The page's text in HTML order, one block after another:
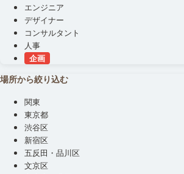
エンジニア
デザイナー
コンサルタント
人事
企画
場所から絞り込む
関東
東京都
渋谷区
新宿区
五反田・品川区
文京区